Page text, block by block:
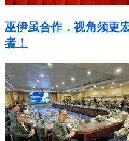
巫伊虽合作．视角须更
者！